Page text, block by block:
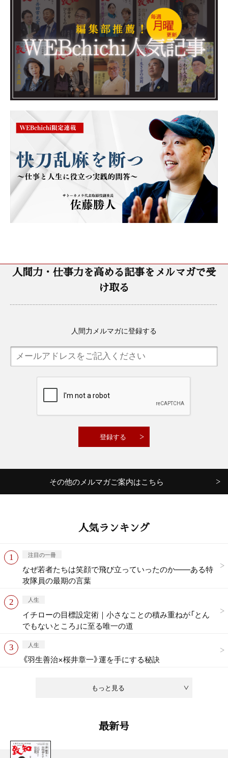
人間力・仕事力を高める記事をメルマガで受
け取る
人間力メルマガに登録する
その他のメルマガご案内はこちら
人気ランキング
もっと見る
注目の一冊
なぜ若者たちは笑顔で飛び立っていったのか——ある特
攻隊員の最期の言葉
人生
イチローの目標設定術｜小さなことの積み重ねが「とん
でもないところ」に至る唯一の道
人生
《羽生善治×桜井章一》運を手にする秘訣
最新号